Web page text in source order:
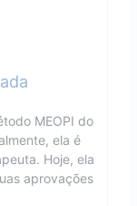
MEOPI do
ela é
Hoje, ela
aprovações